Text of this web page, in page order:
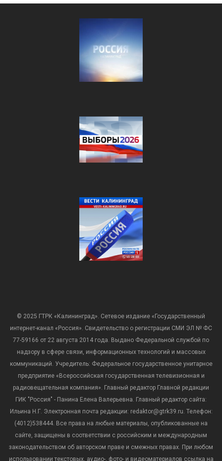
© 2025 ГТРК «Калининград». Сетевое издание «Государственный
интернет-канал «Россия». Свидетельство о регистрации СМИ ЭЛ № ФС
77-59166 от 22 августа 2014 года. Выдано Федеральной службой по
надзору в сфере связи, информационных технологий и массовых
коммуникаций. Учредитель: Федеральное государственное унитарное
предприятие «Всероссийская государственная телевизионная и
радиовещательная компания». Главный редактор Главной редакции
ГИК "Россия" - Панина Елена Валерьевна. Главный редактор сайта:
Ильина Н.Г. Электронная почта редакции: redaktor@gtrk39.ru. Телефон:
(4012)538444. Все права на любые материалы, опубликованные на
сайте, защищены в соответствии с российским и международным
законодательством об авторском праве и смежных правах. При любом
использовании текстовых, аудио-, фото- и видеоматериалов ссылка на